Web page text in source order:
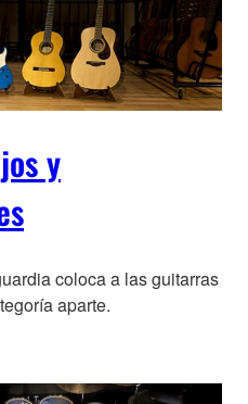
y
coloca a las guitarras
aparte.